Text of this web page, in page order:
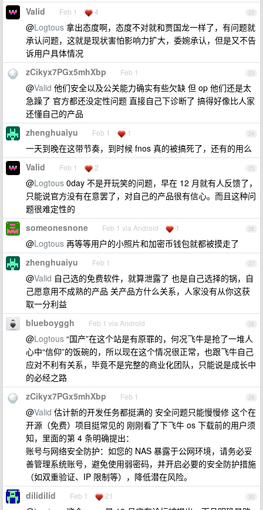
22
Valid Feb 1 4
@Logtous 拿出态度啊，态度不对就和贾国龙一样了，有问题就
承认问题，这就是现状害怕影响力扩大，委婉承认，但是又不告
诉用户具体情况
23
zCikyx7PGx5mhXbp Feb 1
@Valid 他们安全以及公关能力确实有些欠缺 但 op 他们还是太
急躁了 官方都还没定性问题 直接自己下诊断了 搞得好像比人家
还懂自己的产品
24
zhenghuaiyu Feb 1 1
一天到晚在这带节奏，到时候 fnos 真的被搞死了，还有的用么
25
Valid Feb 1 2
@Logtous 0day 不是开玩笑的问题，早在 12 月就有人反馈了，
只能说官方没有在意罢了，对自己的产品很有信心。而且这种问
题很难定性的
26
someonesnone Feb 1 via Android 1
@Logtous 再等等用户的小照片和加密币钱包就都被摸走了
27
zhenghuaiyu Feb 1
@Valid 自己选的免费软件，就算泄露了 也是自己选择的锅，自
己愿意用不成熟的产品 关产品方什么关系，人家没有从你这获
取一分利益
28
blueboyggh Feb 1 via Android
@Logtous “国产”在这个站是有原罪的，何况飞牛是抢了一堆人
心中“信仰”的饭碗的，所以现在这个情况很正常，也跟飞牛自己
应对不利有关系，毕竟不是完整的商业化团队，只能说是成长中
的必经之路
29
zCikyx7PGx5mhXbp Feb 1
@Valid 估计新的开发任务都挺满的 安全问题只能慢慢修 这个在
开源（免费）项目挺常见的 刚刚看了下飞牛 os 下载前的用户须
知，里面的第 4 条明确提出：
账号与网络安全防护：如您的 NAS 暴露于公网环境，请务必妥
善管理系统账号，避免使用弱密码，并开启必要的安全防护措施
（如双重验证、IP 限制等），降低潜在风险。
30
dilidilid Feb 1 21